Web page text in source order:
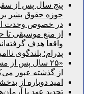
پنج سال پس از سقوط
حوزه حقوق بشر بر جا
در خصوص وحدت
از منع موسیقی تا حذف
واقعا هدف گرفته‌اند؟
پدرام؛ بلندگوی ناامیدی
«۲۵ سال پس از مسعود؛
از گذشته عبور می‌کند و
امید دوباره از بدخشان
تجدید عهد با آرمان‌هایی